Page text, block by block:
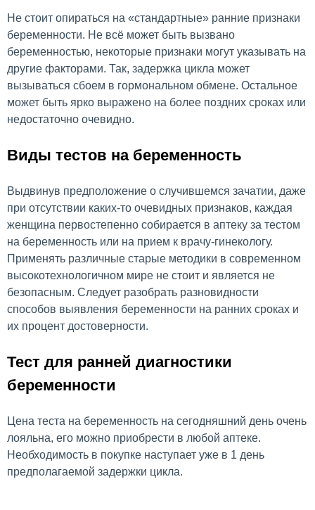
Не стоит опираться на «стандартные» ранние признаки
беременности. Не всё может быть вызвано
беременностью, некоторые признаки могут указывать на
другие факторами. Так, задержка цикла может
вызываться сбоем в гормональном обмене. Остальное
может быть ярко выражено на более поздних сроках или
недостаточно очевидно.
Виды тестов на беременность
Выдвинув предположение о случившемся зачатии, даже
при отсутствии каких-то очевидных признаков, каждая
женщина первостепенно собирается в аптеку за тестом
на беременность или на прием к врачу-гинекологу.
Применять различные старые методики в современном
высокотехнологичном мире не стоит и является не
безопасным. Следует разобрать разновидности
способов выявления беременности на ранних сроках и
их процент достоверности.
Тест для ранней диагностики
беременности
Цена теста на беременность на сегодняшний день очень
лояльна, его можно приобрести в любой аптеке.
Необходимость в покупке наступает уже в 1 день
предполагаемой задержки цикла.